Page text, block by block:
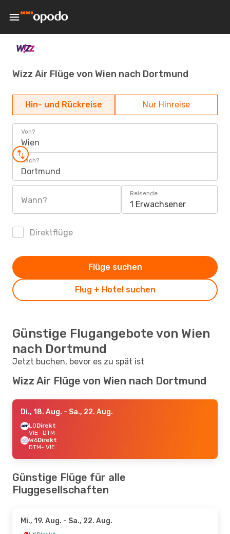
Wizz Air Flüge von Wien nach Dortmund
Hin- und Rückreise Nur Hinreise
Von?
Wien
Nach?
Dortmund
Wann?
Reisende
1 Erwachsener
Direktflüge
Flug + Hotel suchen
Flüge suchen
Günstige Flugangebote von Wien
nach Dortmund
Jetzt buchen, bevor es zu spät ist
Wizz Air Flüge von Wien nach Dortmund
Di., 18. Aug. - Sa., 22. Aug.
LODirekt
VIE- DTM
W6Direkt
DTM- VIE
Günstige Flüge für alle
Fluggesellschaften
Mi., 19. Aug. - Sa., 22. Aug.